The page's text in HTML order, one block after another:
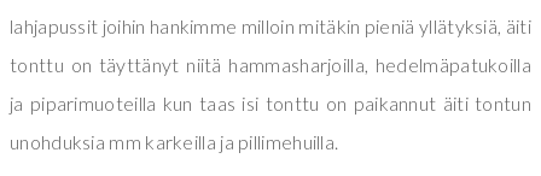
lahjapussit joihin hankimme milloin mitäkin pieniä yllätyksiä, äiti
tonttu on täyttänyt niitä hammasharjoilla, hedelmäpatukoilla
ja piparimuoteilla kun taas isi tonttu on paikannut äiti tontun
unohduksia mm karkeilla ja pillimehuilla.